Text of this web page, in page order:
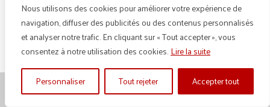
Nous utilisons des cookies pour améliorer votre expérience de
navigation, diffuser des publicités ou des contenus personnalisés
et analyser notre trafic. En cliquant sur « Tout accepter », vous
consentez à notre utilisation des cookies.Lire la suite
Personnaliser
Tout rejeter Accepter tout
LinkedIn
Instagram
© {2025} DEFI GROUP